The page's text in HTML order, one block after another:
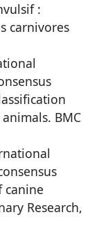
:
carnivores
BMC
canine
Research,